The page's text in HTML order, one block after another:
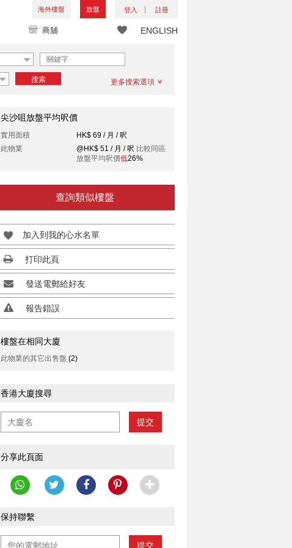
海外樓盤 放盤 登入 註冊
ENGLISH
商舖
搜索 更多搜索選項
尖沙咀放盤平均呎價
實用面積
HK$ 69 / 月 / 呎
此物業
@HK$ 51 / 月 / 呎 比較同區
放盤平均呎價低26%
查詢類似樓盤
加入到我的心水名單
打印此頁
發送電郵給好友
報告錯誤
樓盤在相同大廈
此物業的其它出售盤 (2)
香港大廈搜尋
提交
分享此頁面
保持聯繫
提交